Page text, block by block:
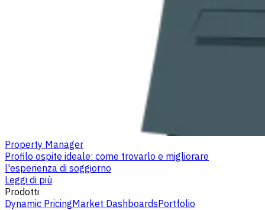
Property Manager
Profilo ospite ideale: come trovarlo e migliorare
l'esperienza di soggiorno
Leggi di più
Prodotti
Dynamic PricingMarket DashboardsPortfolio